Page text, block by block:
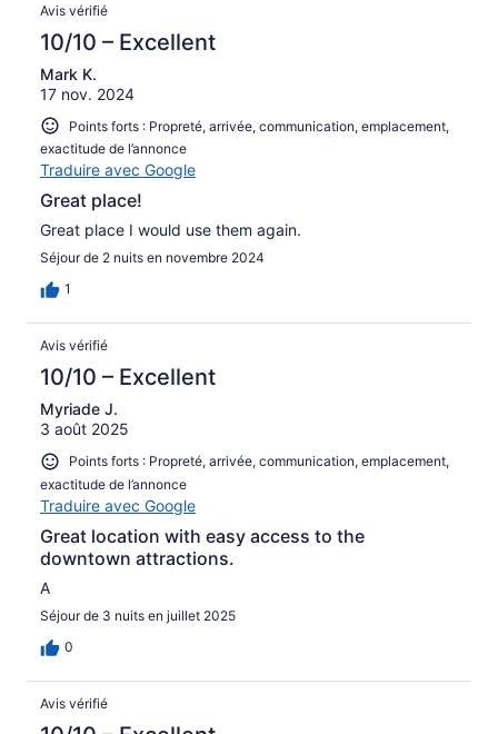
Avis vérifié
10/10 – Excellent
Mark K.
17 nov. 2024
Points forts : Propreté, arrivée, communication, emplacement,
exactitude de l’annonce
Traduire avec Google
Great place!
Great place I would use them again.
Séjour de 2 nuits en novembre 2024
1
Avis vérifié
10/10 – Excellent
Myriade J.
3 août 2025
Points forts : Propreté, arrivée, communication, emplacement,
exactitude de l’annonce
Traduire avec Google
Great location with easy access to the
downtown attractions.
A
Séjour de 3 nuits en juillet 2025
0
Avis vérifié